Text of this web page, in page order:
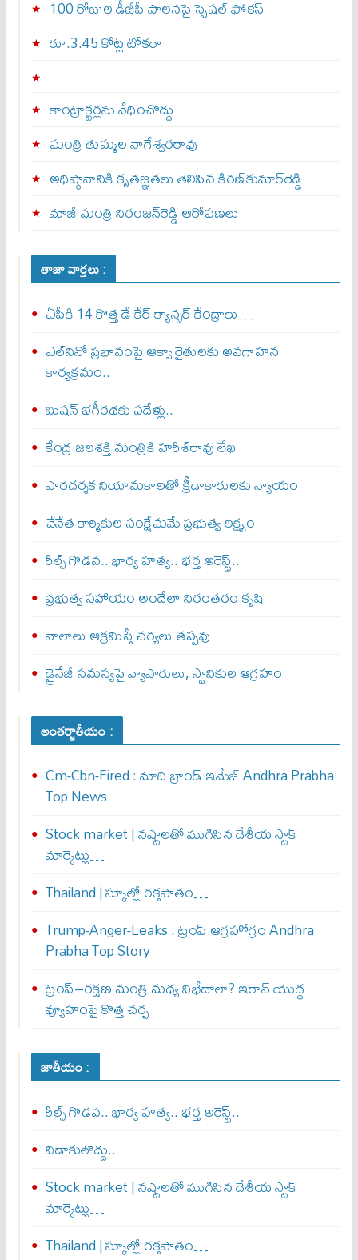
100 రోజుల డీజీపీ పాలనపై స్పెషల్ ఫోకస్
రూ.3.45 కోట్ల టోకరా
కాంట్రాక్టర్లను వేధించొద్దు
మంత్రి తుమ్మల నాగేశ్వరరావు
అధిష్ఠానానికి కృతజ్ఞతలు తెలిపిన కిరణ్‌కుమార్‌రెడ్డి
మాజీ మంత్రి నిరంజన్‌రెడ్డి ఆరోపణలు
తాజా వార్తలు :
ఏపీకి 14 కొత్త డే కేర్ క్యాన్సర్ కేంద్రాలు…
ఎల్‌నినో ప్రభావంపై ఆక్వా రైతులకు అవగాహన
కార్యక్రమం..
మిషన్ భగీరథకు పదేళ్లు..
కేంద్ర జలశక్తి మంత్రికి హరీశ్‌రావు లేఖ
పారదర్శక నియామకాలతో క్రీడాకారులకు న్యాయం
చేనేత కార్మికుల సంక్షేమమే ప్రభుత్వ లక్ష్యం
రీల్స్ గొడవ.. భార్య హత్య.. భర్త అరెస్ట్..
ప్రభుత్వ సహాయం అందేలా నిరంతరం కృషి
నాలాలు ఆక్రమిస్తే చర్యలు తప్పవు
డ్రైనేజీ సమస్యపై వ్యాపారులు, స్థానికుల ఆగ్రహం
అంతర్జాతీయం :
Cm-Cbn-Fired : మాది బ్రాండ్ ఇమేజ్ Andhra Prabha
Top News
Stock market | నష్టాలతో ముగిసిన దేశీయ స్టాక్
మార్కెట్లు…
Thailand | స్కూల్లో రక్తపాతం…
Trump-Anger-Leaks : ట్రంప్ ఆగ్ర‌హోగ్రం Andhra
Prabha Top Story
ట్రంప్–రక్షణ మంత్రి మధ్య విభేదాలా? ఇరాన్ యుద్ధ
వ్యూహంపై కొత్త చర్చ
జాతీయం :
రీల్స్ గొడవ.. భార్య హత్య.. భర్త అరెస్ట్..
విడాకులొద్దు..
Stock market | నష్టాలతో ముగిసిన దేశీయ స్టాక్
మార్కెట్లు…
Thailand | స్కూల్లో రక్తపాతం…